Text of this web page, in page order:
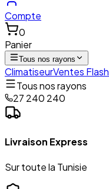
Compte
0
Panier
Tous nos rayons
ClimatiseurVentes Flash
Tous nos rayons
27 240 240
Livraison Express
Sur toute la Tunisie